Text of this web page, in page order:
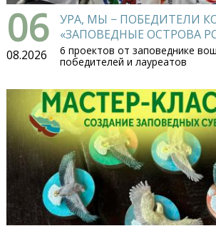
06
08.2026
УРА, МЫ − ПОБЕДИТЕЛИ
«ЗАПОВЕДНЫЕ ОСТРОВА
6 проектов от заповеднике
победителей и лауреатов